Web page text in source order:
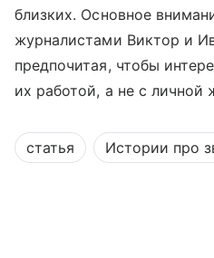
близких. Основное
журналистами Виктор и
предпочитая, чтобы
их работой, а не с личной
статья Истории про